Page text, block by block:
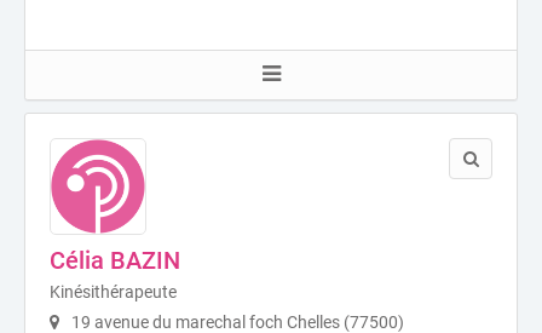
Célia BAZIN
Kinésithérapeute
19 avenue du marechal foch Chelles (77500)